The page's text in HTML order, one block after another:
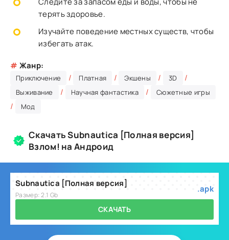
терять здоровье.
Изучайте поведение местных существ, чтобы
избегать атак.
# Жанр:
Приключение / Платная / Экшены / 3D /
Выживание / Научная фантастика / Сюжетные игры
/ Мод
Скачать Subnautica [Полная версия]
Взлом! на Андроид
Subnautica [Полная версия]
Размер: 2.1 Gb
.apk
СКАЧАТЬ